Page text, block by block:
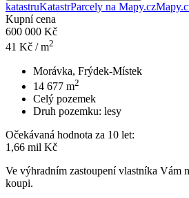
katastruKatastrParcely na Mapy.cz
Kupní cena
600 000 Kč
41 Kč / m2
Morávka, Frýdek-Místek
14 677 m2
Celý pozemek
Druh pozemku: lesy
Očekávaná hodnota za 10 let:
1,66 mil Kč
Ve výhradním zastoupení vlastníka Vám
koupi.